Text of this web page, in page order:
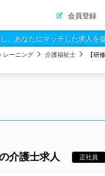
会員登録
、あなたにマッチした求人を
レーニング 介護福祉士
【研
介護士求人 正社員